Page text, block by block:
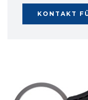
KONTAKT